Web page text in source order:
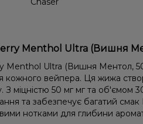
Menthol Ultra (Вишня
Menthol Ultra (Вишня Ментол,
кожного вейпера. Ця жижа
З міцністю 50 мг мг та об'ємом
та забезпечує багатий
нотками для глибини